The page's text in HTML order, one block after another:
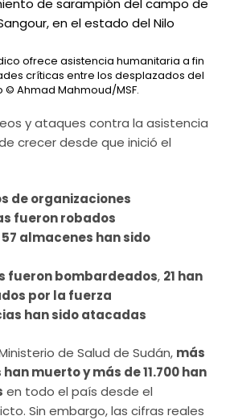
ofrece asistencia humanitaria a fin
críticas entre los desplazados del
© Ahmad Mahmoud/MSF.
y ataques contra la asistencia
crecer desde que inició el
de organizaciones
fueron robados
57 almacenes han sido
fueron bombardeados, 21 han
por la fuerza
han sido atacadas
de Salud de Sudán, más
muerto y más de 11.700 han
en todo el país desde el
Sin embargo, las cifras reales